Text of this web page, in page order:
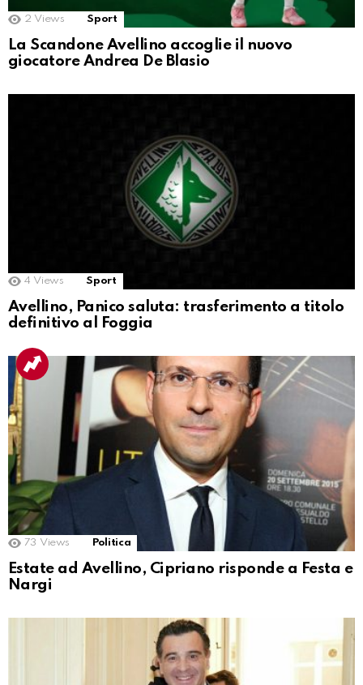
2 Views Sport
La Scandone Avellino accoglie il nuovo
giocatore Andrea De Blasio
4 Views Sport
Avellino, Panico saluta: trasferimento a titolo
definitivo al Foggia
73 Views Politica
Estate ad Avellino, Cipriano risponde a Festa e
Nargi